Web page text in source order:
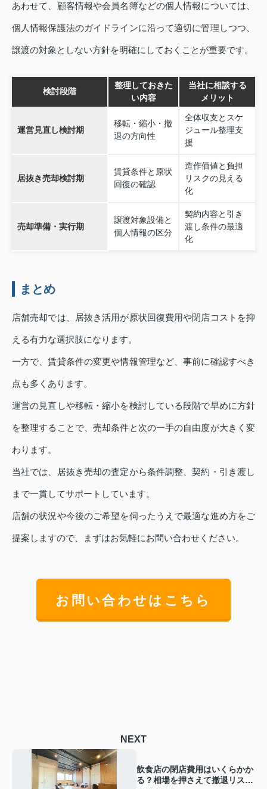
あわせて、顧客情報や会員名簿などの個人情報については、
個人情報保護法のガイドラインに沿って適切に管理しつつ、
譲渡の対象としない方針を明確にしておくことが重要です。
検討段階
整理しておきた
い内容
当社に相談する
メリット
運営見直し検討期
移転・縮小・撤
退の方向性
全体収支とスケ
ジュール整理支
援
居抜き売却検討期
賃貸条件と原状
回復の確認
造作価値と負担
リスクの見える
化
売却準備・実行期
譲渡対象設備と
個人情報の区分
契約内容と引き
渡し条件の最適
化
まとめ
店舗売却では、居抜き活用が原状回復費用や閉店コストを抑
える有力な選択肢になります。
一方で、賃貸条件の変更や情報管理など、事前に確認すべき
点も多くあります。
運営の見直しや移転・縮小を検討している段階で早めに方針
を整理することで、売却条件と次の一手の自由度が大きく変
わります。
当社では、居抜き売却の査定から条件調整、契約・引き渡し
まで一貫してサポートしています。
店舗の状況や今後のご希望を伺ったうえで最適な進め方をご
提案しますので、まずはお気軽にお問い合わせください。
お問い合わせはこちら
NEXT
飲食店の閉店費用はいくらかか
る？相場を押さえて撤退リスク